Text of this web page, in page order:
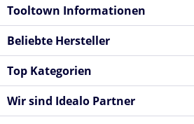
Tooltown Informationen
Beliebte Hersteller
Top Kategorien
Wir sind Idealo Partner